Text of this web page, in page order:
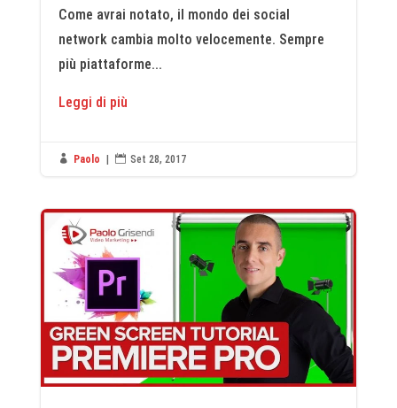
Come avrai notato, il mondo dei social
network cambia molto velocemente. Sempre
più piattaforme...
Leggi di più
 Paolo  Set 28, 2017